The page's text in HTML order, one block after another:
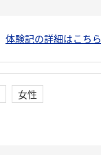
体験記の詳細はこちら
女性